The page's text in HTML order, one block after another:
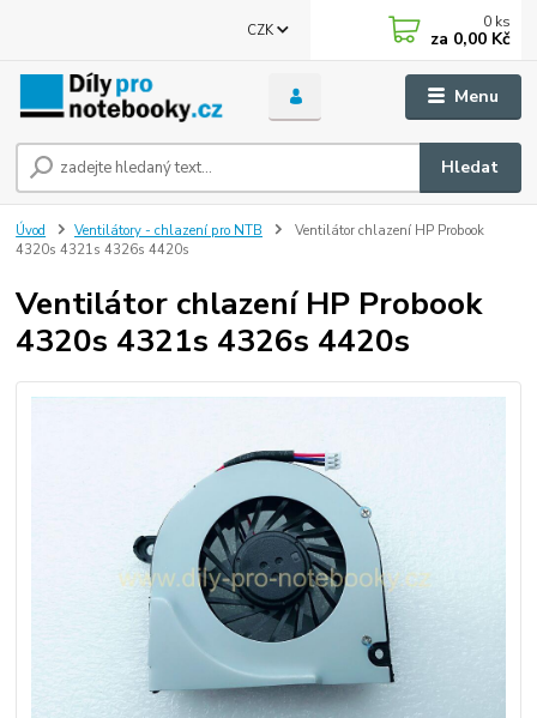
Menu
CZK
Hledat
0 ks
za 0,00 Kč
Úvod Ventilátory - chlazení pro NTB
Ventilátor chlazení HP Probook
4320s 4321s 4326s 4420s
Ventilátor chlazení HP Probook
4320s 4321s 4326s 4420s